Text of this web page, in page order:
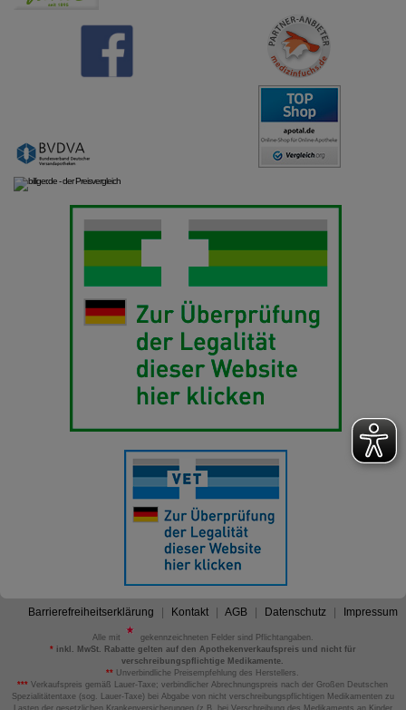
Barrierefreiheitserklärung Kontakt AGB Datenschutz Impressum
Alle mit
gekennzeichneten Felder sind Pflichtangaben.
*inkl. MwSt. Rabatte gelten auf den Apothekenverkaufspreis und nicht für
verschreibungspflichtige Medikamente.
** Unverbindliche Preisempfehlung des Herstellers.
*** Verkaufspreis gemäß Lauer-Taxe; verbindlicher Abrechnungspreis nach der Großen Deutschen
Spezialitätentaxe (sog. Lauer-Taxe) bei Abgabe von nicht verschreibungspflichtigen Medikamenten zu